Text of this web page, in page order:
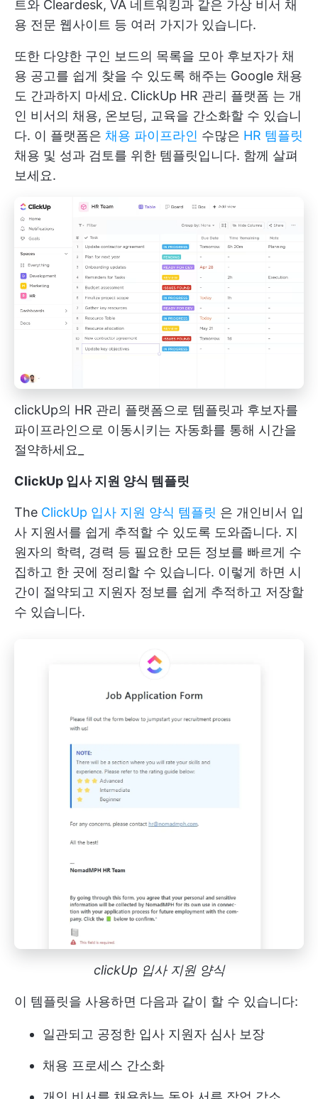
트와 Cleardesk, VA 네트워킹과 같은 가상 비서 채
용 전문 웹사이트 등 여러 가지가 있습니다.
또한 다양한 구인 보드의 목록을 모아 후보자가 채
용 공고를 쉽게 찾을 수 있도록 해주는 Google 채용
도 간과하지 마세요. ClickUp HR 관리 플랫폼 는 개
인 비서의 채용, 온보딩, 교육을 간소화할 수 있습니
다. 이 플랫폼은 채용 파이프라인 수많은 HR 템플릿
채용 및 성과 검토를 위한 템플릿입니다. 함께 살펴
보세요.
clickUp의 HR 관리 플랫폼으로 템플릿과 후보자를
파이프라인으로 이동시키는 자동화를 통해 시간을
절약하세요_
ClickUp 입사 지원 양식 템플릿
The ClickUp 입사 지원 양식 템플릿 은 개인비서 입
사 지원서를 쉽게 추적할 수 있도록 도와줍니다. 지
원자의 학력, 경력 등 필요한 모든 정보를 빠르게 수
집하고 한 곳에 정리할 수 있습니다. 이렇게 하면 시
간이 절약되고 지원자 정보를 쉽게 추적하고 저장할
수 있습니다.
clickUp 입사 지원 양식
이 템플릿을 사용하면 다음과 같이 할 수 있습니다:
일관되고 공정한 입사 지원자 심사 보장
채용 프로세스 간소화